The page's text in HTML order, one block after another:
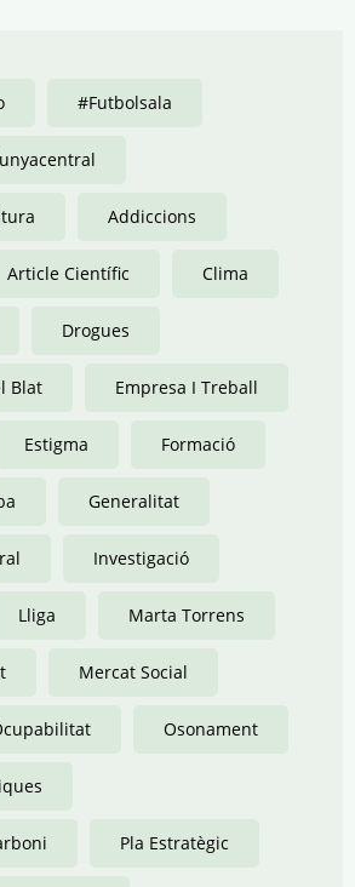
#futbolsala
Addiccions
Article Científic Clima
Drogues
Blat Empresa I Treball
Estigma Formació
Generalitat
Investigació
Lliga Marta Torrens
Mercat Social
Osonament
Pla Estratègic